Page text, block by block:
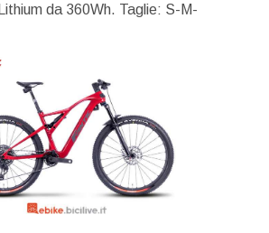
da 360Wh. Taglie: S-M-